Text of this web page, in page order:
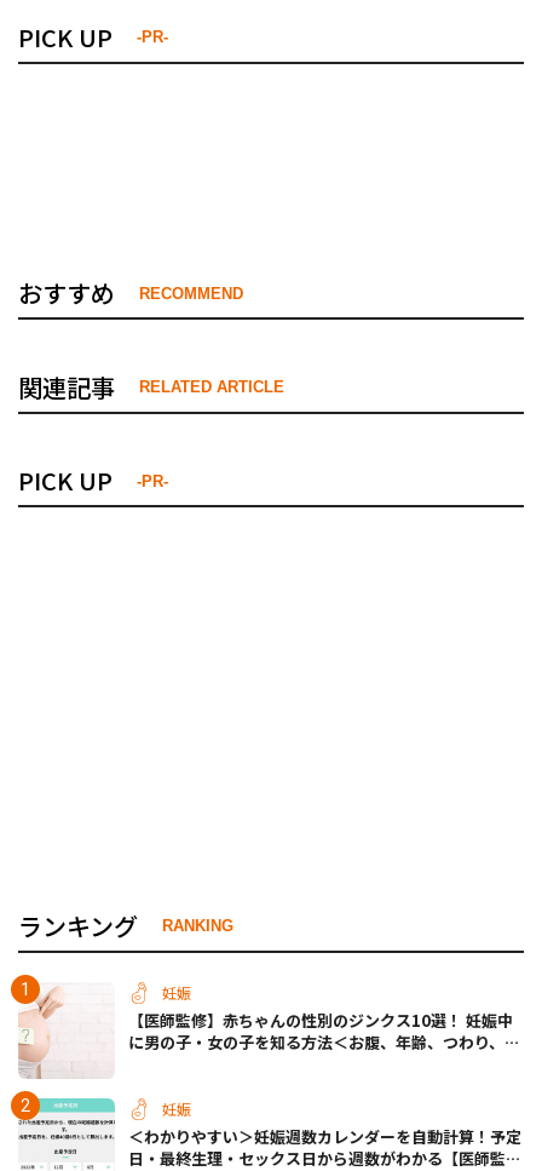
PICK UP -PR-
おすすめ RECOMMEND
関連記事 RELATED ARTICLE
PICK UP -PR-
ランキング RANKING
妊娠
【医師監修】赤ちゃんの性別のジンクス10選！ 妊娠中
に男の子・女の子を知る方法＜お腹、年齢、つわり、胎
妊娠
＜わかりやすい＞妊娠週数カレンダーを自動計算！予定
日・最終生理・セックス日から週数がわかる【医師監